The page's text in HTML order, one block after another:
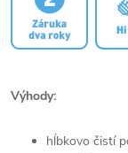
Výhody:
hĺbkovo čistí